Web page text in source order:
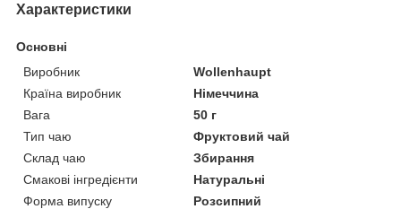
Характеристики
Основні
Виробник
Wollenhaupt
Країна виробник
Німеччина
Вага
50 г
Тип чаю
Фруктовий чай
Склад чаю
Збирання
Смакові інгредієнти
Натуральні
Форма випуску
Розсипний